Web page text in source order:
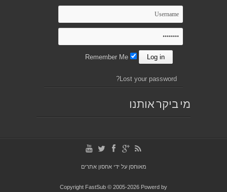
Lost your password?
מי ביקר אותנו
מאוחסן על ידיאחסון אתרים
Copyright FastSub © 2005-2026 Powerd by